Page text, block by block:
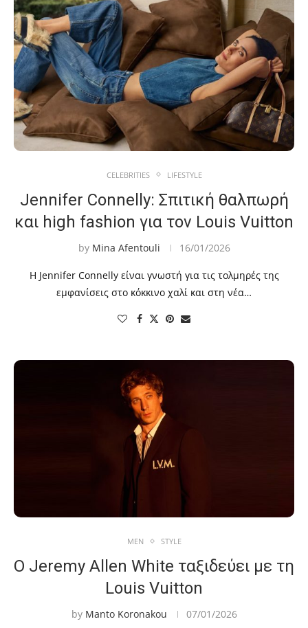
CELEBRITIES LIFESTYLE
Jennifer Connelly: Σπιτική θαλπωρή
και high fashion για τον Louis Vuitton
by Mina Afentouli 16/01/2026
Η Jennifer Connelly είναι γνωστή για τις τολμηρές της
εμφανίσεις στο κόκκινο χαλί και στη νέα…
MEN STYLE
Ο Jeremy Allen White ταξιδεύει με τη
Louis Vuitton
by Manto Koronakou 07/01/2026